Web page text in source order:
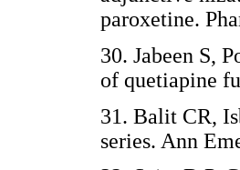
paroxetine.
30. Jabeen S,
of quetiapine
31. Balit CR,
series. Ann